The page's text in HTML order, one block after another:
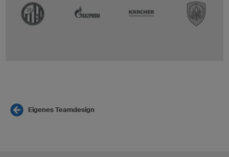
Eigenes Teamdesign